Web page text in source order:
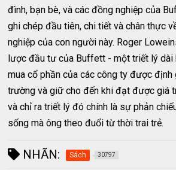
đình, bạn bè, và các đồng nghiệp của
ghi chép đầu tiên, chi tiết và chân thực
nghiệp của con người này. Roger
lược đầu tư của Buffett - một triết lý dài
mua cổ phần của các công ty được định
trường và giữ cho đến khi đạt được giá
và chỉ ra triết lý đó chính là sự phản
sống mà ông theo đuổi từ thời trai trẻ.
NHÃN: Sách 30797